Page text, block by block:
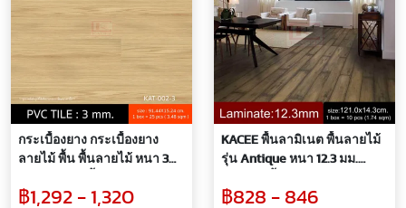
กระเบื้องยาง กระเบื้องยาง
ลายไม้ พื้น พื้นลายไม้ หนา 3
฿1,292 - 1,320
KACEE พื้นลามิเนต พื้นลายไม้
รุ่น Antique หนา 12.3 มม.
฿828 - 846